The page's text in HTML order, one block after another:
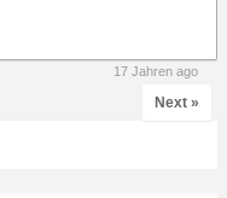
17 Jahren ago
Next »